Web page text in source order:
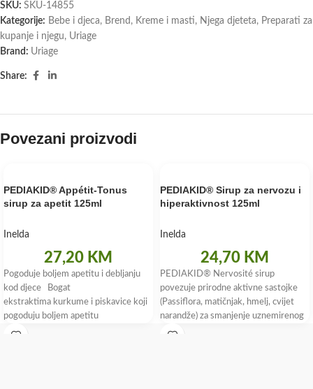
SKU: SKU-14855
Kategorije: Bebe i djeca, Brend , Kreme i masti, Njega djeteta, Preparati za
kupanje i njegu, Uriage
Brand: Uriage
Share:
Povezani proizvodi
PEDIAKID® Appétit-Tonus
sirup za apetit 125ml
Inelda
27,20 KM
Pogoduje boljem apetitu i debljanju
kod djece Bogat
ekstraktima kurkume i piskavice koji
pogoduju boljem apetitu
Bogat vitaminom C i B-12 koji podiže
PEDIAKID® Sirup za nervozu i
hiperaktivnost 125ml
Inelda
24,70 KM
PEDIAKID® Nervosité sirup
povezuje prirodne aktivne sastojke
(Passiflora, matičnjak, hmelj, cvijet
narandže) za smanjenje uznemirenog
ponašanja i emocionalne neravnoteže